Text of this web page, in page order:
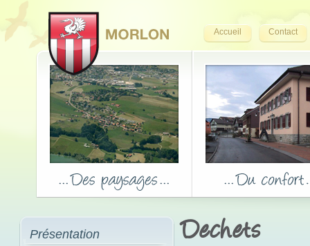
Accueil Contact
Présentation
Dechets